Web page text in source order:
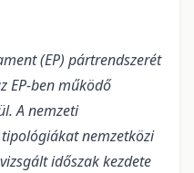
(EP) pártrendszerét
EP-ben működő
A nemzeti
nemzetközi
időszak kezdete